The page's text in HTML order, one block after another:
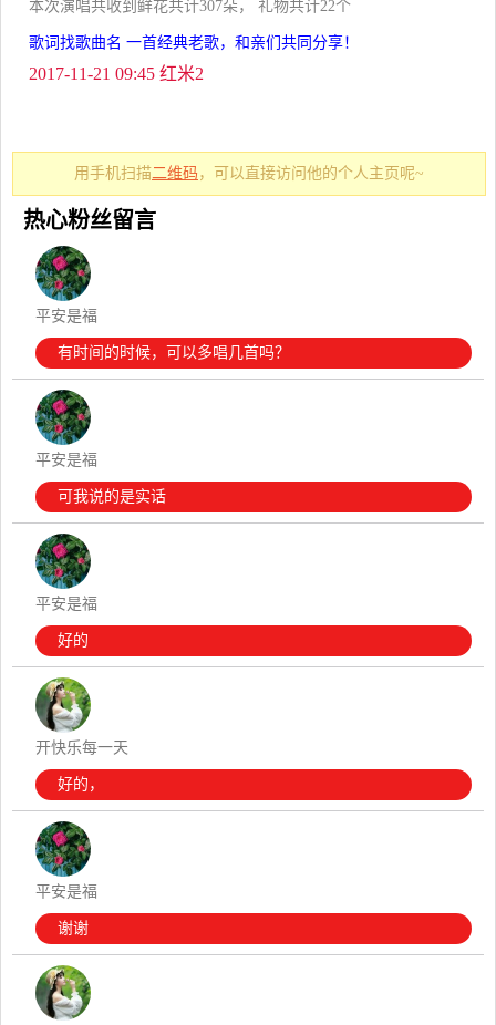
本次演唱共收到鲜花共计307朵， 礼物共计22个
歌词找歌曲名 一首经典老歌，和亲们共同分享！
2017-11-21 09:45 红米2
用手机扫描二维码 ，可以直接访问他的个人主页呢~
热心粉丝留言
平安是福
有时间的时候，可以多唱几首吗？
平安是福
可我说的是实话
平安是福
好的
开快乐每一天
好的，
平安是福
谢谢